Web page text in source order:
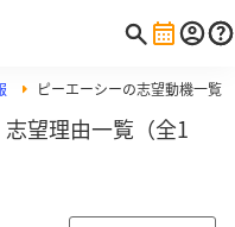
ピーエーシーの志望動機一覧
望理由一覧（全1